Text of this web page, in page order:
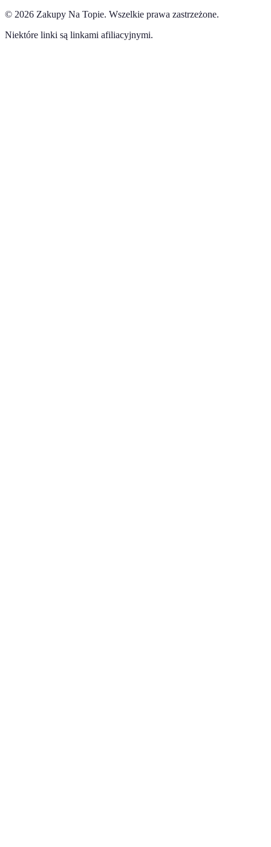
© 2026 Zakupy Na Topie. Wszelkie prawa zastrzeżone.
Niektóre linki są linkami afiliacyjnymi.